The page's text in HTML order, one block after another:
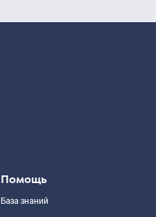
Помощь
База знаний